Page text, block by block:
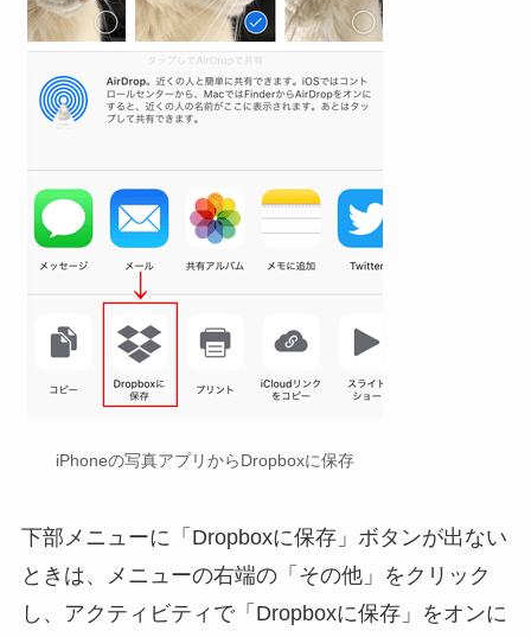
iPhoneの写真アプリからDropboxに保存
下部メニューに「Dropboxに保存」ボタンが出ない
ときは、メニューの右端の「その他」をクリック
し、アクティビティで「Dropboxに保存」をオンに